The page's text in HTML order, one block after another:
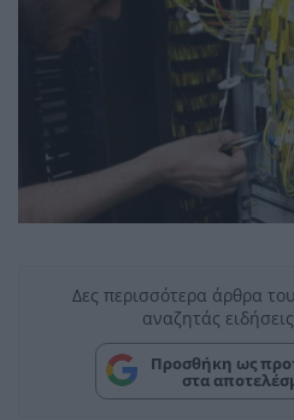
Δες περισσότερα άρθρα
αναζητάς
Προσθήκη ως
στα